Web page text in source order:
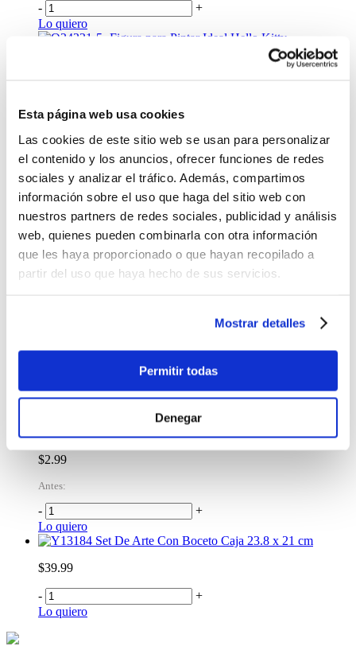
Esta página web usa cookies
Las cookies de este sitio web se usan para personalizar
el contenido y los anuncios, ofrecer funciones de redes
sociales y analizar el tráfico. Además, compartimos
información sobre el uso que haga del sitio web con
nuestros partners de redes sociales, publicidad y análisis
web, quienes pueden combinarla con otra información
que les haya proporcionado o que hayan recopilado a
partir del uso que haya hecho de sus servicios.
Mostrar detalles
Permitir todas
Denegar
-
+
Lo quiero
Figura para Pintar Ideal Hello Kitty
Lo quiero
Unidades
$13.00
-
+
Figura para Pintar Ideal Stitch
$9.25
-
+
Set de Arte Lolita 2
$2.99
Antes:
-
+
Lo quiero
Set De Arte Con Boceto Caja 23.8 x 21 cm
$39.99
-
+
Lo quiero